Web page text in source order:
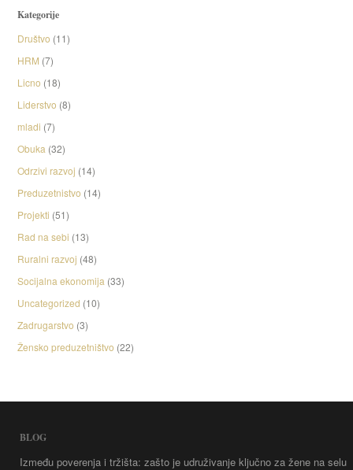
Kategorije
Društvo (11)
HRM (7)
Licno (18)
Liderstvo (8)
mladi (7)
Obuka (32)
Odrzivi razvoj (14)
Preduzetnistvo (14)
Projekti (51)
Rad na sebi (13)
Ruralni razvoj (48)
Socijalna ekonomija (33)
Uncategorized (10)
Zadrugarstvo (3)
Žensko preduzetništvo (22)
BLOG
Između poverenja i tržišta: zašto je udruživanje ključno za žene na selu